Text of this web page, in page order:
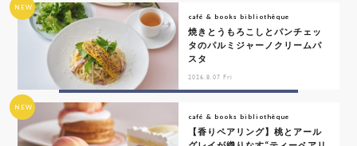
NEW
café & books bibliothèque
焼きとうもろこしとパンチェッ
タのパルミジャーノクリームパ
スタ
2026.8.07 Fri
NEW
café & books bibliothèque
【香りペアリング】桃とアール